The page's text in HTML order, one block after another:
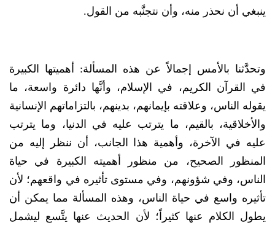
ينبغي أن نحذر منه، وأن نتجنَّبه من القول.
وتحدَّثنا بالأمس إجمالاً عن هذه المسألة: أهميتها الكبيرة
في القرآن الكريم، في الإسلام، وأنَّها دائرة واسعة، ما
يقوله الناس، وعلاقته بإيمانهم، بدينهم، بالتزاماتهم الإنسانية
والأخلاقية، بالقيم، ما يترتب عليه في الدنيا، وما يترتب
عليه في الآخرة، وأهمية هذا الجانب، أن ننظر إليه من
المنظور الصحيح، من منظور أهميته الكبيرة في حياة
الناس، وفي شؤونهم، وفي مستوى تأثيره في واقعهم؛ لأن
تأثيره واسع في حياة الناس، وهذه المسألة مما يمكن أن
يطول الكلام عنها كثيراً؛ لأن الحديث عنها يتَّسع ليشمل